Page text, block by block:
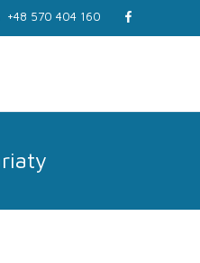
+48 570 404 160